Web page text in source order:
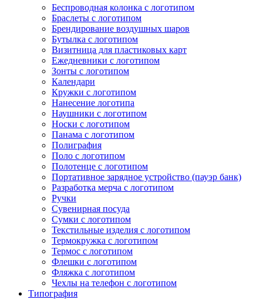
Беспроводная колонка с логотипом
Браслеты с логотипом
Брендирование воздушных шаров
Бутылка с логотипом
Визитница для пластиковых карт
Ежедневники с логотипом
Зонты с логотипом
Календари
Кружки с логотипом
Нанесение логотипа
Наушники с логотипом
Носки с логотипом
Панама с логотипом
Полиграфия
Поло с логотипом
Полотенце с логотипом
Портативное зарядное устройство (пауэр банк)
Разработка мерча с логотипом
Ручки
Сувенирная посуда
Сумки с логотипом
Текстильные изделия с логотипом
Термокружка с логотипом
Термос с логотипом
Флешки с логотипом
Фляжка с логотипом
Чехлы на телефон с логотипом
Типография